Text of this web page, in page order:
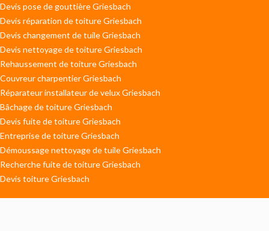
Devis pose de gouttière Griesbach
Devis réparation de toiture Griesbach
Devis changement de tuile Griesbach
Devis nettoyage de toiture Griesbach
Rehaussement de toiture Griesbach
Couvreur charpentier Griesbach
Réparateur installateur de velux Griesbach
Bâchage de toiture Griesbach
Devis fuite de toiture Griesbach
Entreprise de toiture Griesbach
Démoussage nettoyage de tuile Griesbach
Recherche fuite de toiture Griesbach
Devis toiture Griesbach